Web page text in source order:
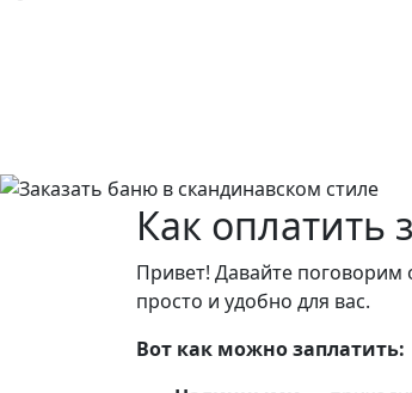
Как оплатить
Привет! Давайте поговорим
просто и удобно для вас.
Вот как можно заплатить: